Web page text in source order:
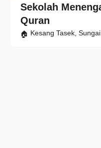
Sekolah
Quran
Kesang Tasek,